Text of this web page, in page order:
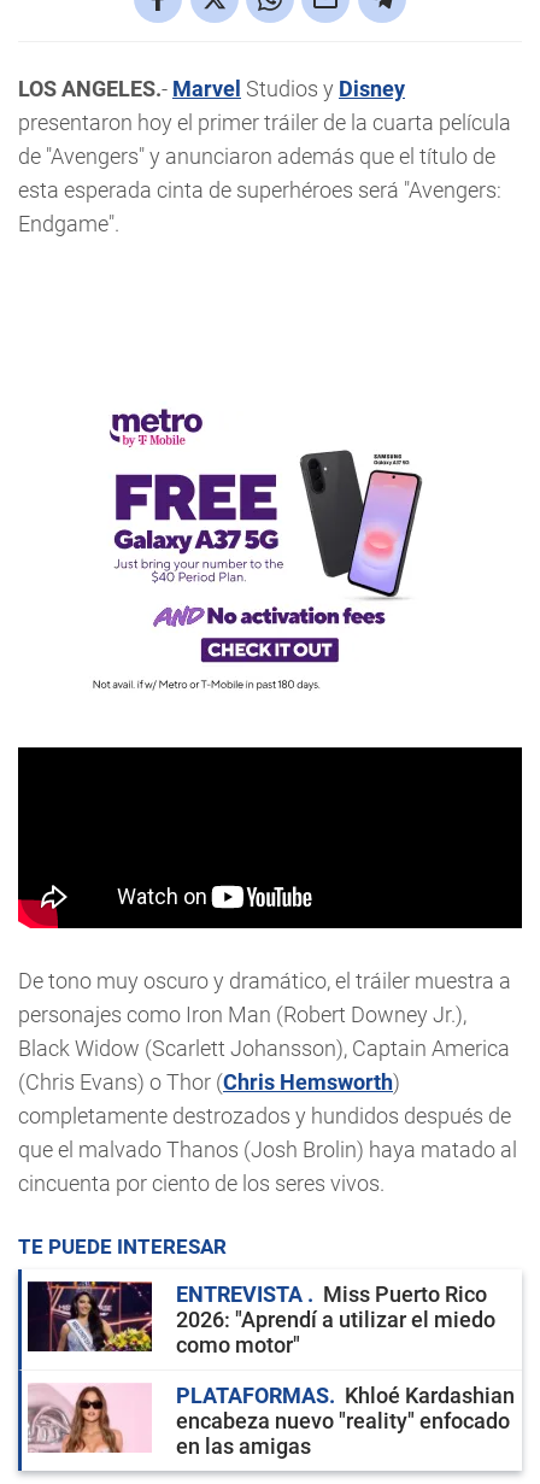
LOS ANGELES.- Marvel Studios y Disney
presentaron hoy el primer tráiler de la cuarta película
de "Avengers" y anunciaron además que el título de
esta esperada cinta de superhéroes será "Avengers:
Endgame".
De tono muy oscuro y dramático, el tráiler muestra a
personajes como Iron Man (Robert Downey Jr.),
Black Widow (Scarlett Johansson), Captain America
(Chris Evans) o Thor (Chris Hemsworth)
completamente destrozados y hundidos después de
que el malvado Thanos (Josh Brolin) haya matado al
cincuenta por ciento de los seres vivos.
TE PUEDE INTERESAR
ENTREVISTA
Miss Puerto Rico
2026: "Aprendí a utilizar el miedo
como motor"
PLATAFORMAS
Khloé Kardashian
encabeza nuevo "reality" enfocado
en las amigas